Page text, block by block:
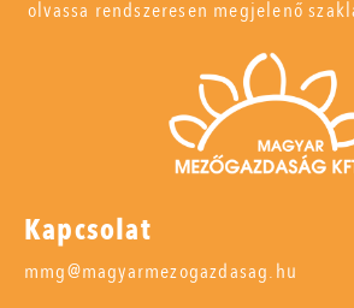
olvassa rendszeresen megjelenő
Kapcsolat
mmg@magyarmezogazdasag.hu